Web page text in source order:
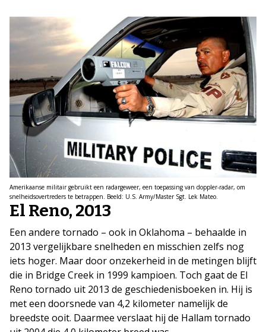
Amerikaanse militair gebruikt een radargeweer, een toepassing van doppler-radar, om
snelheidsovertreders te betrappen. Beeld: U.S. Army/Master Sgt. Lek Mateo.
El Reno, 2013
Een andere tornado – ook in Oklahoma – behaalde in
2013 vergelijkbare snelheden en misschien zelfs nog
iets hoger. Maar door onzekerheid in de metingen blijft
die in Bridge Creek in 1999 kampioen. Toch gaat de El
Reno tornado uit 2013 de geschiedenisboeken in. Hij is
met een doorsnede van 4,2 kilometer namelijk de
breedste ooit. Daarmee verslaat hij de Hallam tornado